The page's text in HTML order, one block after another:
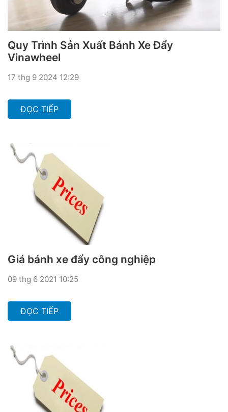
Quy Trình Sản Xuất Bánh Xe Đẩy
Vinawheel
17 thg 9 2024 12:29
ĐỌC TIẾP
Giá bánh xe đẩy công nghiệp
09 thg 6 2021 10:25
ĐỌC TIẾP